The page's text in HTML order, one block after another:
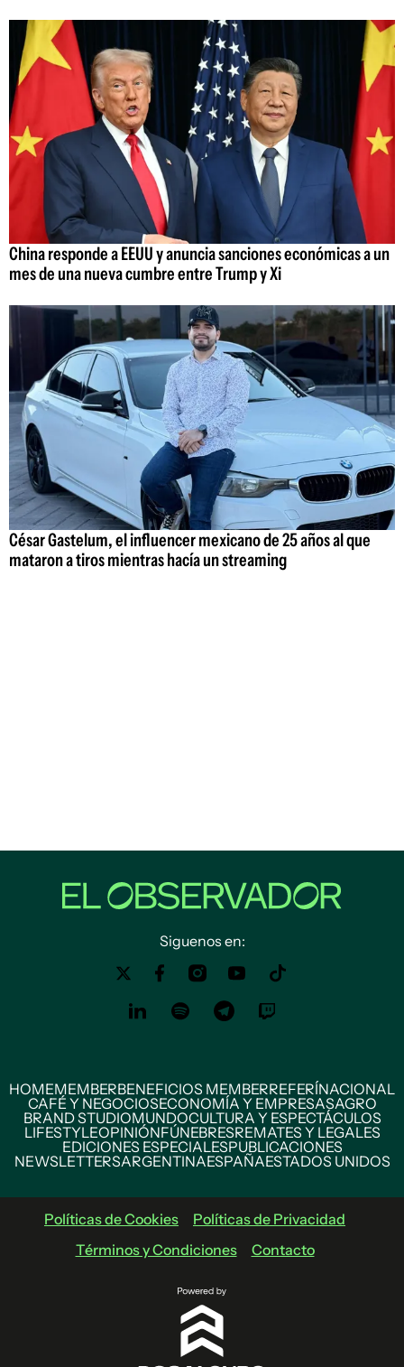
China responde a EEUU y anuncia sanciones económicas a un
mes de una nueva cumbre entre Trump y Xi
César Gastelum, el influencer mexicano de 25 años al que
mataron a tiros mientras hacía un streaming
Siguenos en:
HOMEMEMBERBENEFICIOS MEMBERREFERÍNACIONAL
CAFÉ Y NEGOCIOSECONOMÍA Y EMPRESASAGRO
BRAND STUDIOMUNDOCULTURA Y ESPECTÁCULOS
LIFESTYLEOPINIÓNFÚNEBRESREMATES Y LEGALES
EDICIONES ESPECIALESPUBLICACIONES
NEWSLETTERSARGENTINAESPAÑAESTADOS UNIDOS
Políticas de Cookies
Políticas de Privacidad
Términos y Condiciones
Contacto